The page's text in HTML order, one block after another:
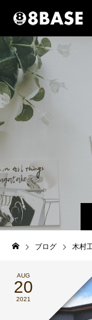
ブログ 木村
AUG
20
2021